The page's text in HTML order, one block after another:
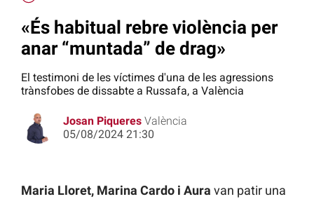
«És habitual rebre violència per
anar “muntada” de drag»
El testimoni de les víctimes d'una de les agressions
trànsfobes de dissabte a Russafa, a València
Josan Piqueres València
05/08/2024 21:30
Maria Lloret, Marina Cardo i Aura van patir una